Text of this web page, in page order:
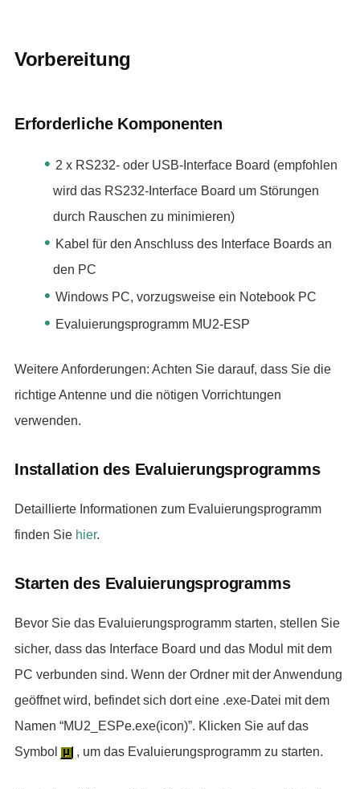
Vorbereitung
Erforderliche Komponenten
2 x RS232- oder USB-Interface Board (empfohlen
wird das RS232-Interface Board um Störungen
durch Rauschen zu minimieren)
Kabel für den Anschluss des Interface Boards an
den PC
Windows PC, vorzugsweise ein Notebook PC
Evaluierungsprogramm MU2-ESP
Weitere Anforderungen: Achten Sie darauf, dass Sie die
richtige Antenne und die nötigen Vorrichtungen
verwenden.
Installation des Evaluierungsprogramms
Detaillierte Informationen zum Evaluierungsprogramm
finden Sie hier.
Starten des Evaluierungsprogramms
Bevor Sie das Evaluierungsprogramm starten, stellen Sie
sicher, dass das Interface Board und das Modul mit dem
PC verbunden sind. Wenn der Ordner mit der Anwendung
geöffnet wird, befindet sich dort eine .exe-Datei mit dem
Namen “MU2_ESPe.exe(icon)”. Klicken Sie auf das
Symbol
, um das Evaluierungsprogramm zu starten.